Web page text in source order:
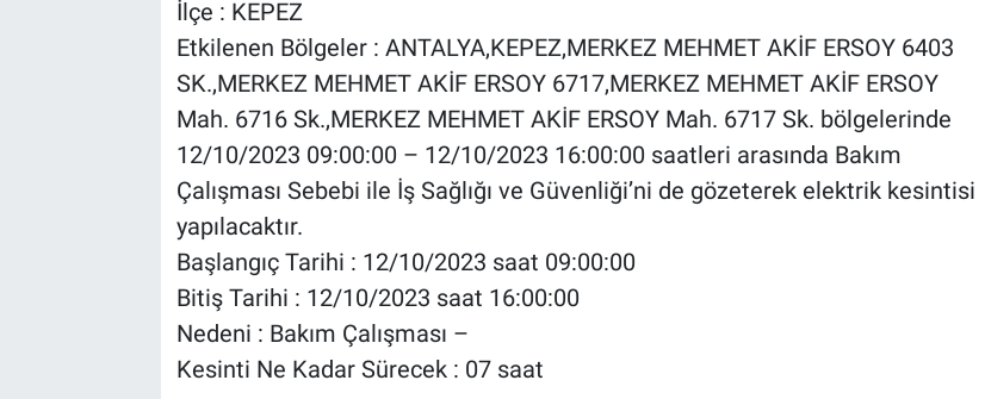
İlçe : KEPEZ
Etkilenen Bölgeler : ANTALYA,KEPEZ,MERKEZ MEHMET AKİF ERSOY 6403
SK.,MERKEZ MEHMET AKİF ERSOY 6717,MERKEZ MEHMET AKİF ERSOY
Mah. 6716 Sk.,MERKEZ MEHMET AKİF ERSOY Mah. 6717 Sk. bölgelerinde
12/10/2023 09:00:00 – 12/10/2023 16:00:00 saatleri arasında Bakım
Çalışması Sebebi ile İş Sağlığı ve Güvenliği’ni de gözeterek elektrik kesintisi
yapılacaktır.
Başlangıç Tarihi : 12/10/2023 saat 09:00:00
Bitiş Tarihi : 12/10/2023 saat 16:00:00
Nedeni : Bakım Çalışması –
Kesinti Ne Kadar Sürecek : 07 saat